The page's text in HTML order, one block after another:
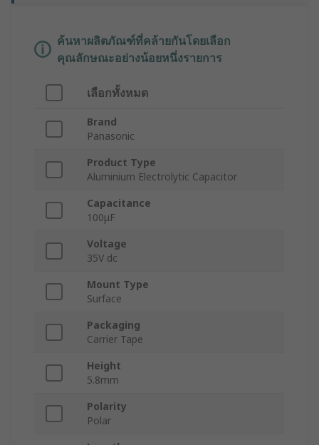
ค้นหาผลิตภัณฑ์ที่คล้ายกันโดยเลือก
คุณลักษณะอย่างน้อยหนึ่งรายการ
เลือกทั้งหมด
Brand
Panasonic
Product Type
Aluminium Electrolytic Capacitor
Capacitance
100μF
Voltage
35V dc
Mount Type
Surface
Packaging
Carrier Tape
Height
5.8mm
Polarity
Polar